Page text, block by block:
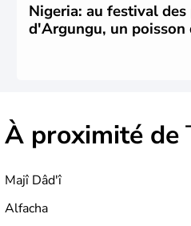
Nigeria: au festival des
d'Argungu, un poisson
À proximité de
Majî Dâd'î
Alfacha